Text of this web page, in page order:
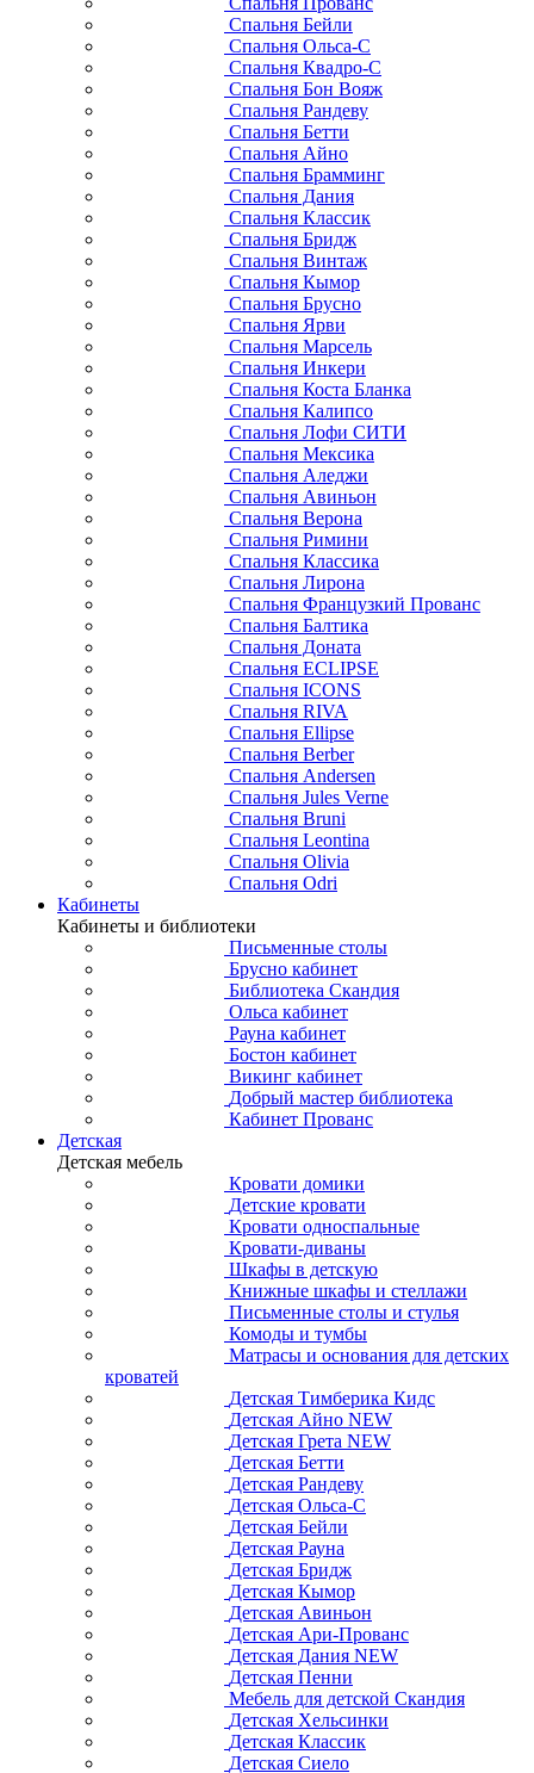
Спальня Бейли
Спальня Ольса-С
Спальня Квадро-С
Спальня Бон Вояж
Спальня Рандеву
Спальня Бетти
Спальня Айно
Спальня Брамминг
Спальня Дания
Спальня Классик
Спальня Бридж
Спальня Винтаж
Спальня Кымор
Спальня Брусно
Спальня Ярви
Спальня Марсель
Спальня Инкери
Спальня Коста Бланка
Спальня Калипсо
Спальня Лофи СИТИ
Спальня Мексика
Спальня Аледжи
Спальня Авиньон
Спальня Верона
Спальня Римини
Спальня Классика
Спальня Лирона
Спальня Французкий Прованс
Спальня Балтика
Спальня Доната
Спальня ECLIPSE
Спальня ICONS
Спальня RIVA
Спальня Ellipse
Спальня Berber
Спальня Andersen
Спальня Jules Verne
Спальня Bruni
Спальня Leontina
Спальня Olivia
Спальня Odri
Кабинеты
Кабинеты и библиотеки
Письменные столы
Брусно кабинет
Библиотека Скандия
Ольса кабинет
Рауна кабинет
Бостон кабинет
Викинг кабинет
Добрый мастер библиотека
Кабинет Прованс
Детская
Детская мебель
Кровати домики
Детские кровати
Кровати односпальные
Кровати-диваны
Шкафы в детскую
Книжные шкафы и стеллажи
Письменные столы и стулья
Комоды и тумбы
Матрасы и основания для детских
кроватей
Детская Тимберика Кидс
Детская Айно NEW
Детская Грета NEW
Детская Бетти
Детская Рандеву
Детская Ольса-С
Детская Бейли
Детская Рауна
Детская Бридж
Детская Кымор
Детская Авиньон
Детская Ари-Прованс
Детская Дания NEW
Детская Пенни
Мебель для детской Скандия
Детская Хельсинки
Детская Классик
Детская Сиело